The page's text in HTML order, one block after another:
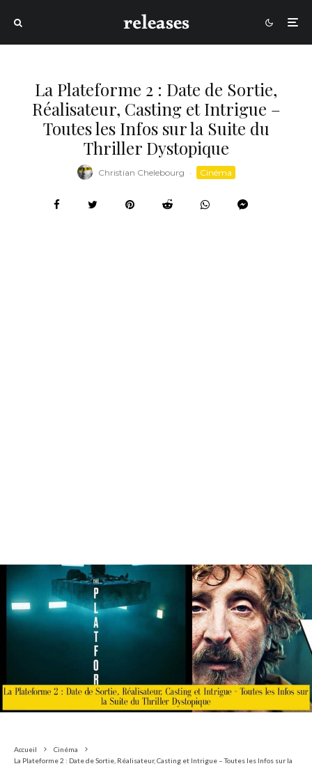
La Plateforme 2 : Date de Sortie,
Réalisateur, Casting et Intrigue –
Toutes les Infos sur la Suite du
Thriller Dystopique
Christian Chelebourg · Cinéma
Accueil
Cinéma
La Plateforme 2 : Date de Sortie, Réalisateur, Casting et Intrigue – Toutes les Infos sur la